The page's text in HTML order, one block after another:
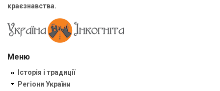
краєзнавства.
Меню
Історія і традиції
Регіони України